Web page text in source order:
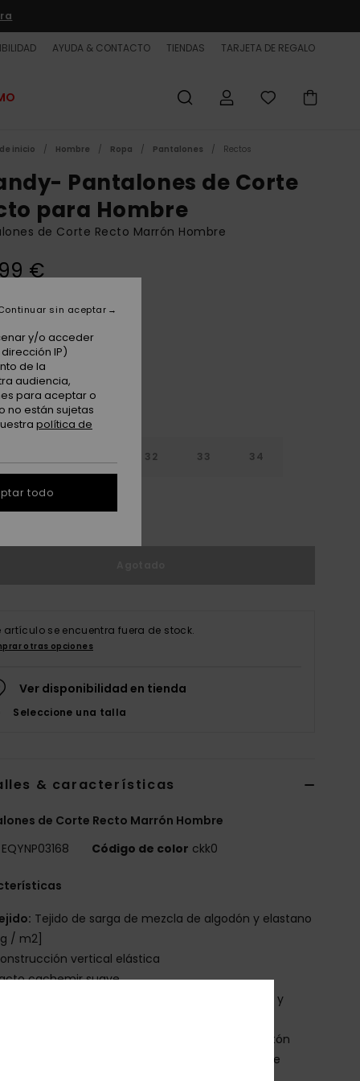
AYUDA & CONTACTO TIENDAS TARJETA DE REGALO
inicio Hombre Ropa Pantalones Rectos
Pantalones de Corte
para Hombre
de Corte Recto Marrón Hombre
€
32 33 34
38
artículo se encuentra fuera de stock.
otras opciones
Ver disponibilidad en tienda
Seleccione una talla
& características
de Corte Recto Marrón Hombre
EQYNP03168 Código de color ckk0
Tejido de sarga de mezcla de algodón y elastano
g / m2]
vertical elástica
cachemir suave
corte recto cómodo, normal en las piernas y
cintura fija con cierre de cremallera y botón
tejido lavado a las enzimas con suavizante
y/o acceder
IP)
de la
audiencia,
para aceptar o
no están sujetas
política de
sin aceptar
todo